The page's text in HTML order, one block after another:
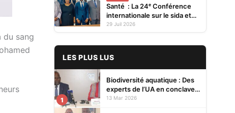
du sang
Santé : La 24ᵉ Conférence
internationale sur le sida et
les IST en Afrique se tiendra
29 Juil 2026
LES PLUS LUS
1
Biodiversité aquatique : Des
experts de l’UA en conclave à
Lomé pour renforcer la
13 Mar 2026